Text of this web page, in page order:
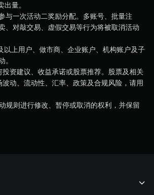
出量。
与一次活动二奖励分配。多账号、批量注
、对敲交易、虚假交易等行为将被取消活动
以上用户、做市商、企业账户、机构账户及子
。
资建议、收益承诺或股票推荐。股票及相关
波动、流动性、汇率、政策及合规风险，请用
规则进行修改、暂停或取消的权利，并保留